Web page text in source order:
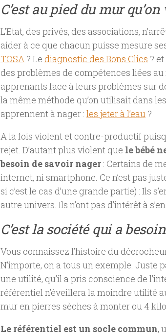
C’est au pied du mur
L’Etat, des privés, des associations,
aider à ce que chacun puisse mesure
TOSA ? Le diagnostic des Bons Clics ?
des problèmes de compétences liées
apprenants face à leurs problèmes sur
la même méthode qu’on utilisait dans
apprennent à nager : les jeter à l’eau ?
A la fois violent et contre-productif
rejet. D’autant plus violent que le bébé
besoin de savoir nager : Certains de
internet, ni smartphone. Ce n’est pas
si c’est le cas d’une grande partie) : Ils
autre univers. Ils n’ont pas d’intérêt à
C’est la société qui a
Vous connaissez l’histoire du
N’importe, on a tous un exemple. Juste
une utilité, qu’il a pris conscience de
référentiel n’éveillera la moindre utilité
mur en pierres sèches à monter ou 4
Le référentiel est un socle commun,